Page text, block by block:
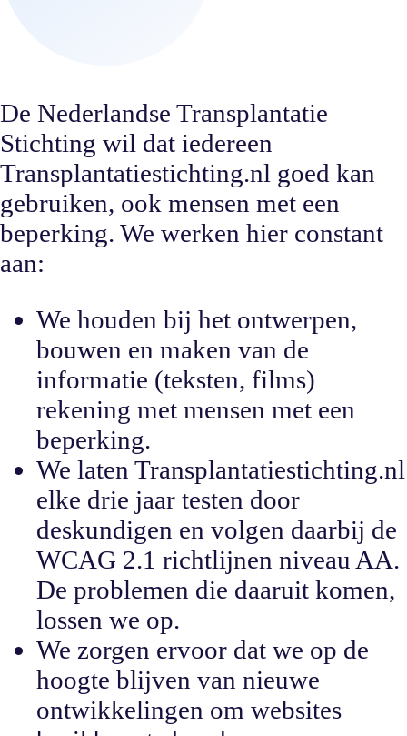
De Nederlandse Transplantatie
Stichting wil dat iedereen
Transplantatiestichting.nl goed kan
gebruiken, ook mensen met een
beperking. We werken hier constant
aan:
We houden bij het ontwerpen,
bouwen en maken van de
informatie (teksten, films)
rekening met mensen met een
beperking.
We laten Transplantatiestichting.nl
elke drie jaar testen door
deskundigen en volgen daarbij de
WCAG 2.1 richtlijnen niveau AA.
De problemen die daaruit komen,
lossen we op.
We zorgen ervoor dat we op de
hoogte blijven van nieuwe
ontwikkelingen om websites